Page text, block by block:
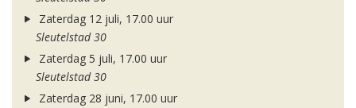
Zaterdag 12 juli, 17.00 uur
Sleutelstad 30
Zaterdag 5 juli, 17.00 uur
Sleutelstad 30
Zaterdag 28 juni, 17.00 uur